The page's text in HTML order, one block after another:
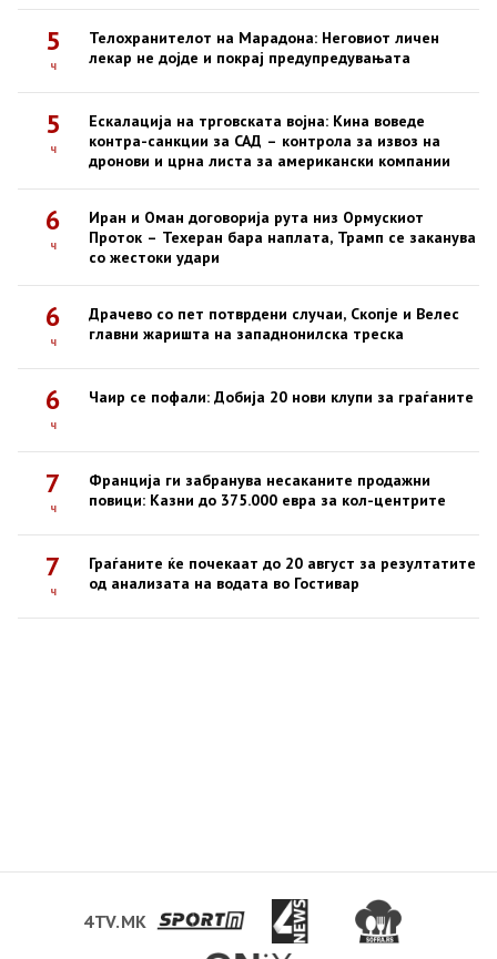
5
ч
Телохранителот на Марадона: Неговиот личен
лекар не дојде и покрај предупредувањата
5
ч
Ескалација на трговската војна: Кина воведе
контра-санкции за САД – контрола за извоз на
дронови и црна листа за американски компании
6
ч
Иран и Оман договорија рута низ Ормускиот
Проток – Техеран бара наплата, Трамп се заканува
со жестоки удари
6
ч
Драчево со пет потврдени случаи, Скопје и Велес
главни жаришта на западнонилска треска
6
ч
Чаир се пофали: Добија 20 нови клупи за граѓаните
7
ч
Франција ги забранува несаканите продажни
повици: Казни до 375.000 евра за кол-центрите
7
ч
Граѓаните ќе почекаат до 20 август за резултатите
од анализата на водата во Гостивар
4TV.MK